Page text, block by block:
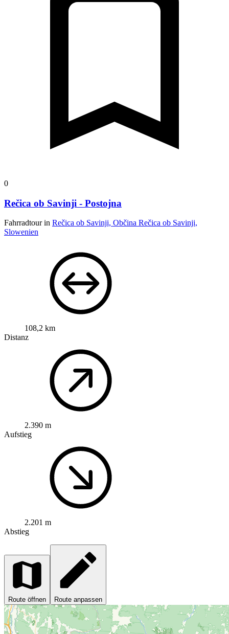
0
Rečica ob Savinji - Postojna
Fahrradtour in Rečica ob Savinji, Občina Rečica ob Savinji,
Slowenien
108,2 km
Distanz
2.390 m
Aufstieg
2.201 m
Abstieg
Route öffnen Route anpassen